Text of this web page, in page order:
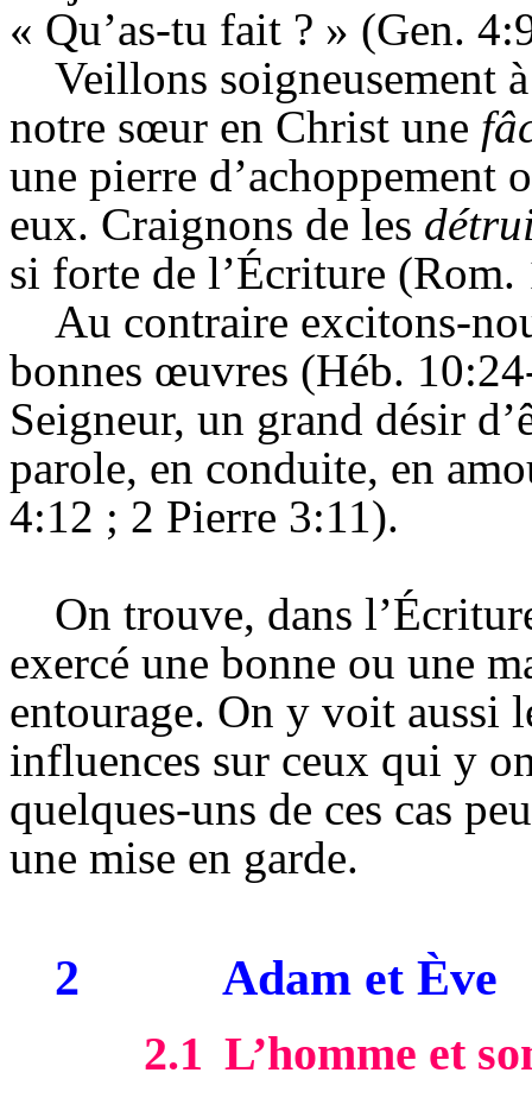
« Qu’as-tu fait ? » (Gen.
Veillons soigneusement
notre sœur en Christ une
une pierre d’achoppement
eux. Craignons de les
si forte de l’Écriture (Rom.
Au contraire excitons-
bonnes œuvres (Héb.
Seigneur, un grand désir
parole, en conduite, en
4:12 ; 2 Pierre 3:11).
On trouve, dans
exercé une bonne ou une
entourage. On y voit aussi
influences sur ceux qui y
quelques-uns de ces cas
une mise en garde.
2 Adam et Ève
2.1 L’homme et